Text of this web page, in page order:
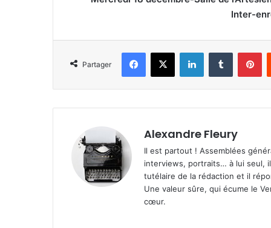
Inter-
Partager
Alexandre Fleury
Il est partout ! Assemblées
interviews, portraits… à lui seul,
tutélaire de la rédaction et il
Une valeur sûre, qui écume le
cœur.